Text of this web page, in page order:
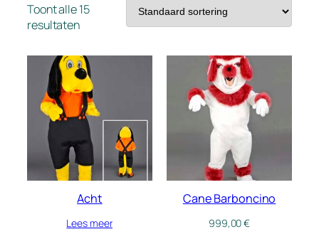
Toont alle 15
resultaten
Acht
Lees meer
Cane Barboncino
999,00€